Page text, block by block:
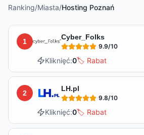
Ranking/Miasta/Hosting Poznań
Lista hostingów dostępnych w
1
Cyber_Folks
9.9/10
Kliknięć:0🏷️ Rabat
2
LH.pl
9.8/10
Kliknięć:0🏷️ Rabat